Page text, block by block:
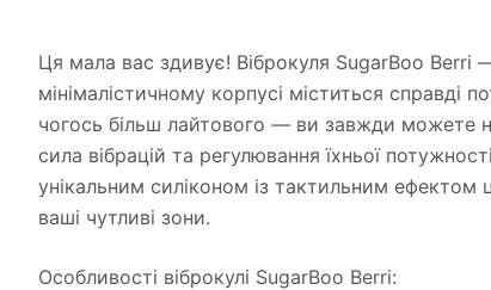
Ця мала вас здивує! Віброкуля SugarBoo Berri
мінімалістичному корпусі міститься справді
чогось більш лайтового — ви завжди можете
сила вібрацій та регулювання їхньої
унікальним силіконом із тактильним
ваші чутливі зони.
Особливості віброкулі SugarBoo Berri: